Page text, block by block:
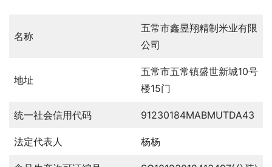
名称
五常市鑫昱翔精制米业有限
公司
地址
五常市五常镇盛世新城10号
楼15门
统一社会信用代码 91230184MABMUTDA43
法定代表人 杨杨